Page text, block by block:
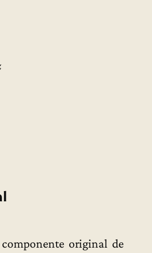
original de